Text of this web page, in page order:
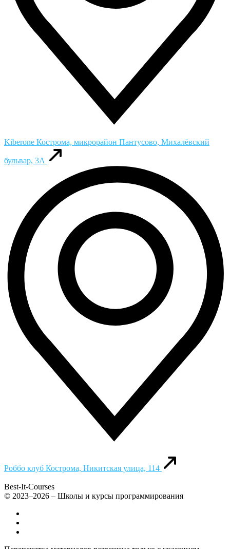
Kiberone Кострома, микрорайон Пантусово, Михалёвский
бульвар, 3А
Роббо клуб Кострома, Никитская улица, 114
Best-It-Courses
© 2023–2026 – Школы и курсы программирования